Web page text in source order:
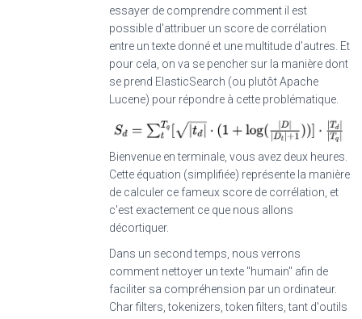
essayer de comprendre comment il est
possible d'attribuer un score de corrélation
entre un texte donné et une multitude d'autres. Et
pour cela, on va se pencher sur la manière dont
se prend ElasticSearch (ou plutôt Apache
Lucene) pour répondre à cette problématique.
Bienvenue en terminale, vous avez deux heures.
Cette équation (simplifiée) représente la manière
de calculer ce fameux score de corrélation, et
c'est exactement ce que nous allons
décortiquer.
Dans un second temps, nous verrons
comment nettoyer un texte "humain" afin de
faciliter sa compréhension par un ordinateur.
Char filters, tokenizers, token filters, tant d'outils